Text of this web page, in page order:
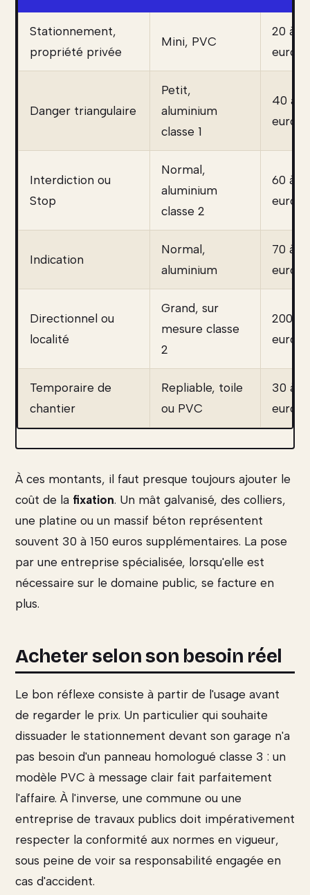
Stationnement,
propriété privée
Mini, PVC
20 à
euros
Danger triangulaire
Petit,
aluminium
classe 1
40 à
euros
Interdiction ou
Stop
Normal,
aluminium
classe 2
60 à
euros
Indication
Normal,
aluminium
70 à
euros
Directionnel ou
localité
Grand, sur
mesure classe
2
200 à
euros
Temporaire de
chantier
Repliable, toile
ou PVC
30 à
euros
À ces montants, il faut presque toujours ajouter le
coût de la fixation. Un mât galvanisé, des colliers,
une platine ou un massif béton représentent
souvent 30 à 150 euros supplémentaires. La pose
par une entreprise spécialisée, lorsqu'elle est
nécessaire sur le domaine public, se facture en
plus.
Acheter selon son besoin réel
Le bon réflexe consiste à partir de l'usage avant
de regarder le prix. Un particulier qui souhaite
dissuader le stationnement devant son garage n'a
pas besoin d'un panneau homologué classe 3 : un
modèle PVC à message clair fait parfaitement
l'affaire. À l'inverse, une commune ou une
entreprise de travaux publics doit impérativement
respecter la conformité aux normes en vigueur,
sous peine de voir sa responsabilité engagée en
cas d'accident.